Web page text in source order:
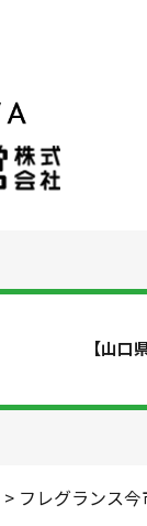
【山
> フレグランス